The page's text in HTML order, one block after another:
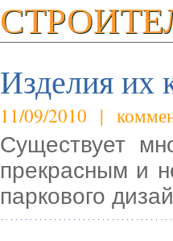
Изделия их
11/09/2010 |
Существует
прекрасным и
паркового